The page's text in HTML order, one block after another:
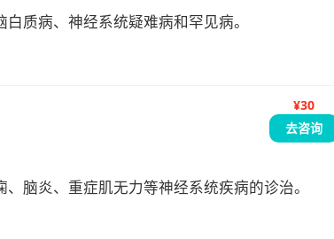
质病、神经系统疑难病和罕见病。
¥30
去咨询
脑炎、重症肌无力等神经系统疾病的诊治。